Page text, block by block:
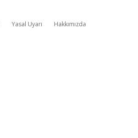
Yasal Uyarı Hakkımızda